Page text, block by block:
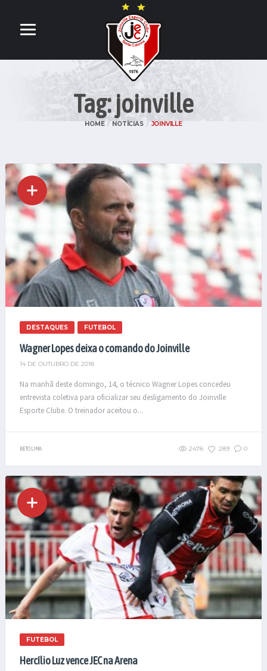
Tag: joinville
HOME NOTÍCIAS JOINVILLE
DESTAQUES FUTEBOL
Wagner Lopes deixa o comando do Joinville
14 DE OUTUBRO DE 2018
Na manhã deste domingo, 14, o técnico Wagner Lopes concedeu
entrevista coletiva para oficializar seu desligamento do Joinville
Esporte Clube. O treinador aceitou o...
BETO LIMA 2478 289 0
FUTEBOL
Hercílio Luz vence JEC na Arena